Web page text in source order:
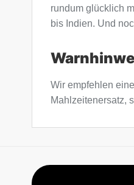
rundum glücklich
bis Indien. Und
Wir empfehlen
Mahlzeitenersatz,